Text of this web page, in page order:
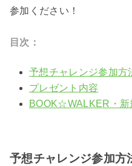
参加ください！
目次：
予想チャレンジ参加方
プレゼント内容
BOOK☆WALKER・新
予想チャレンジ参加方